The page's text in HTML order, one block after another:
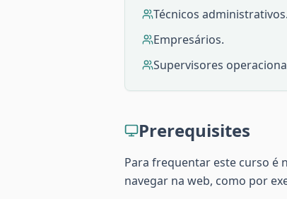
Técnicos administrativos.
Empresários.
Supervisores
Prerequisites
Para frequentar este curso é
navegar na web, como por